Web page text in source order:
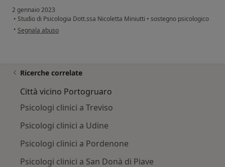
2 gennaio 2023
• Studio di Psicologia Dott.ssa Nicoletta Miniutti • sostegno psicologico
• secondo l'opinione dell'utente Kastrati duljijeta
Segnala abuso
Ricerche correlate
Città vicino Portogruaro
Psicologi clinici a Treviso
Psicologi clinici a Udine
Psicologi clinici a Pordenone
Psicologi clinici a San Donà di Piave